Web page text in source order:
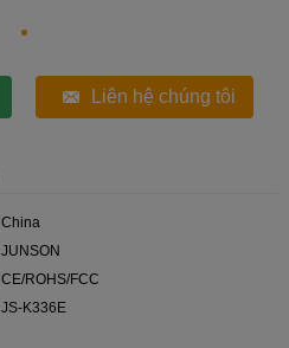
Liên hệ chúng tôi
China
JUNSON
CE/ROHS/FCC
JS-K336E